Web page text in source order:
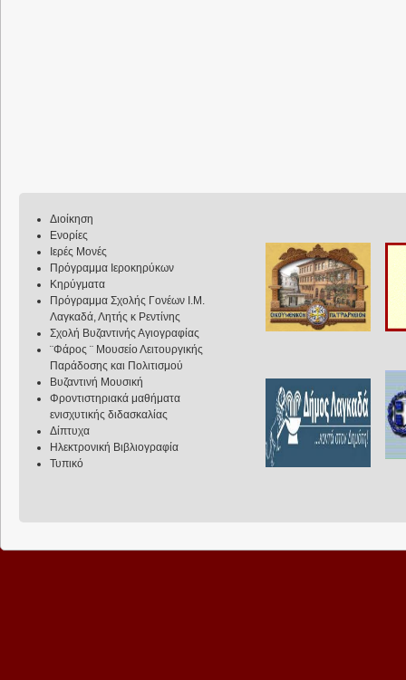
Διοίκηση
Ενορίες
Ιερές Μονές
Πρόγραμμα Ιεροκηρύκων
Κηρύγματα
Πρόγραμμα Σχολής Γονέων Ι.Μ.
Λαγκαδά, Λητής κ Ρεντίνης
Σχολή Βυζαντινής Αγιογραφίας
¨Φάρος ¨ Μουσείο Λειτουργικής
Παράδοσης και Πολιτισμού
Βυζαντινή Μουσική
Φροντιστηριακά μαθήματα
ενισχυτικής διδασκαλίας
Δίπτυχα
Ηλεκτρονική Βιβλιογραφία
Τυπικό